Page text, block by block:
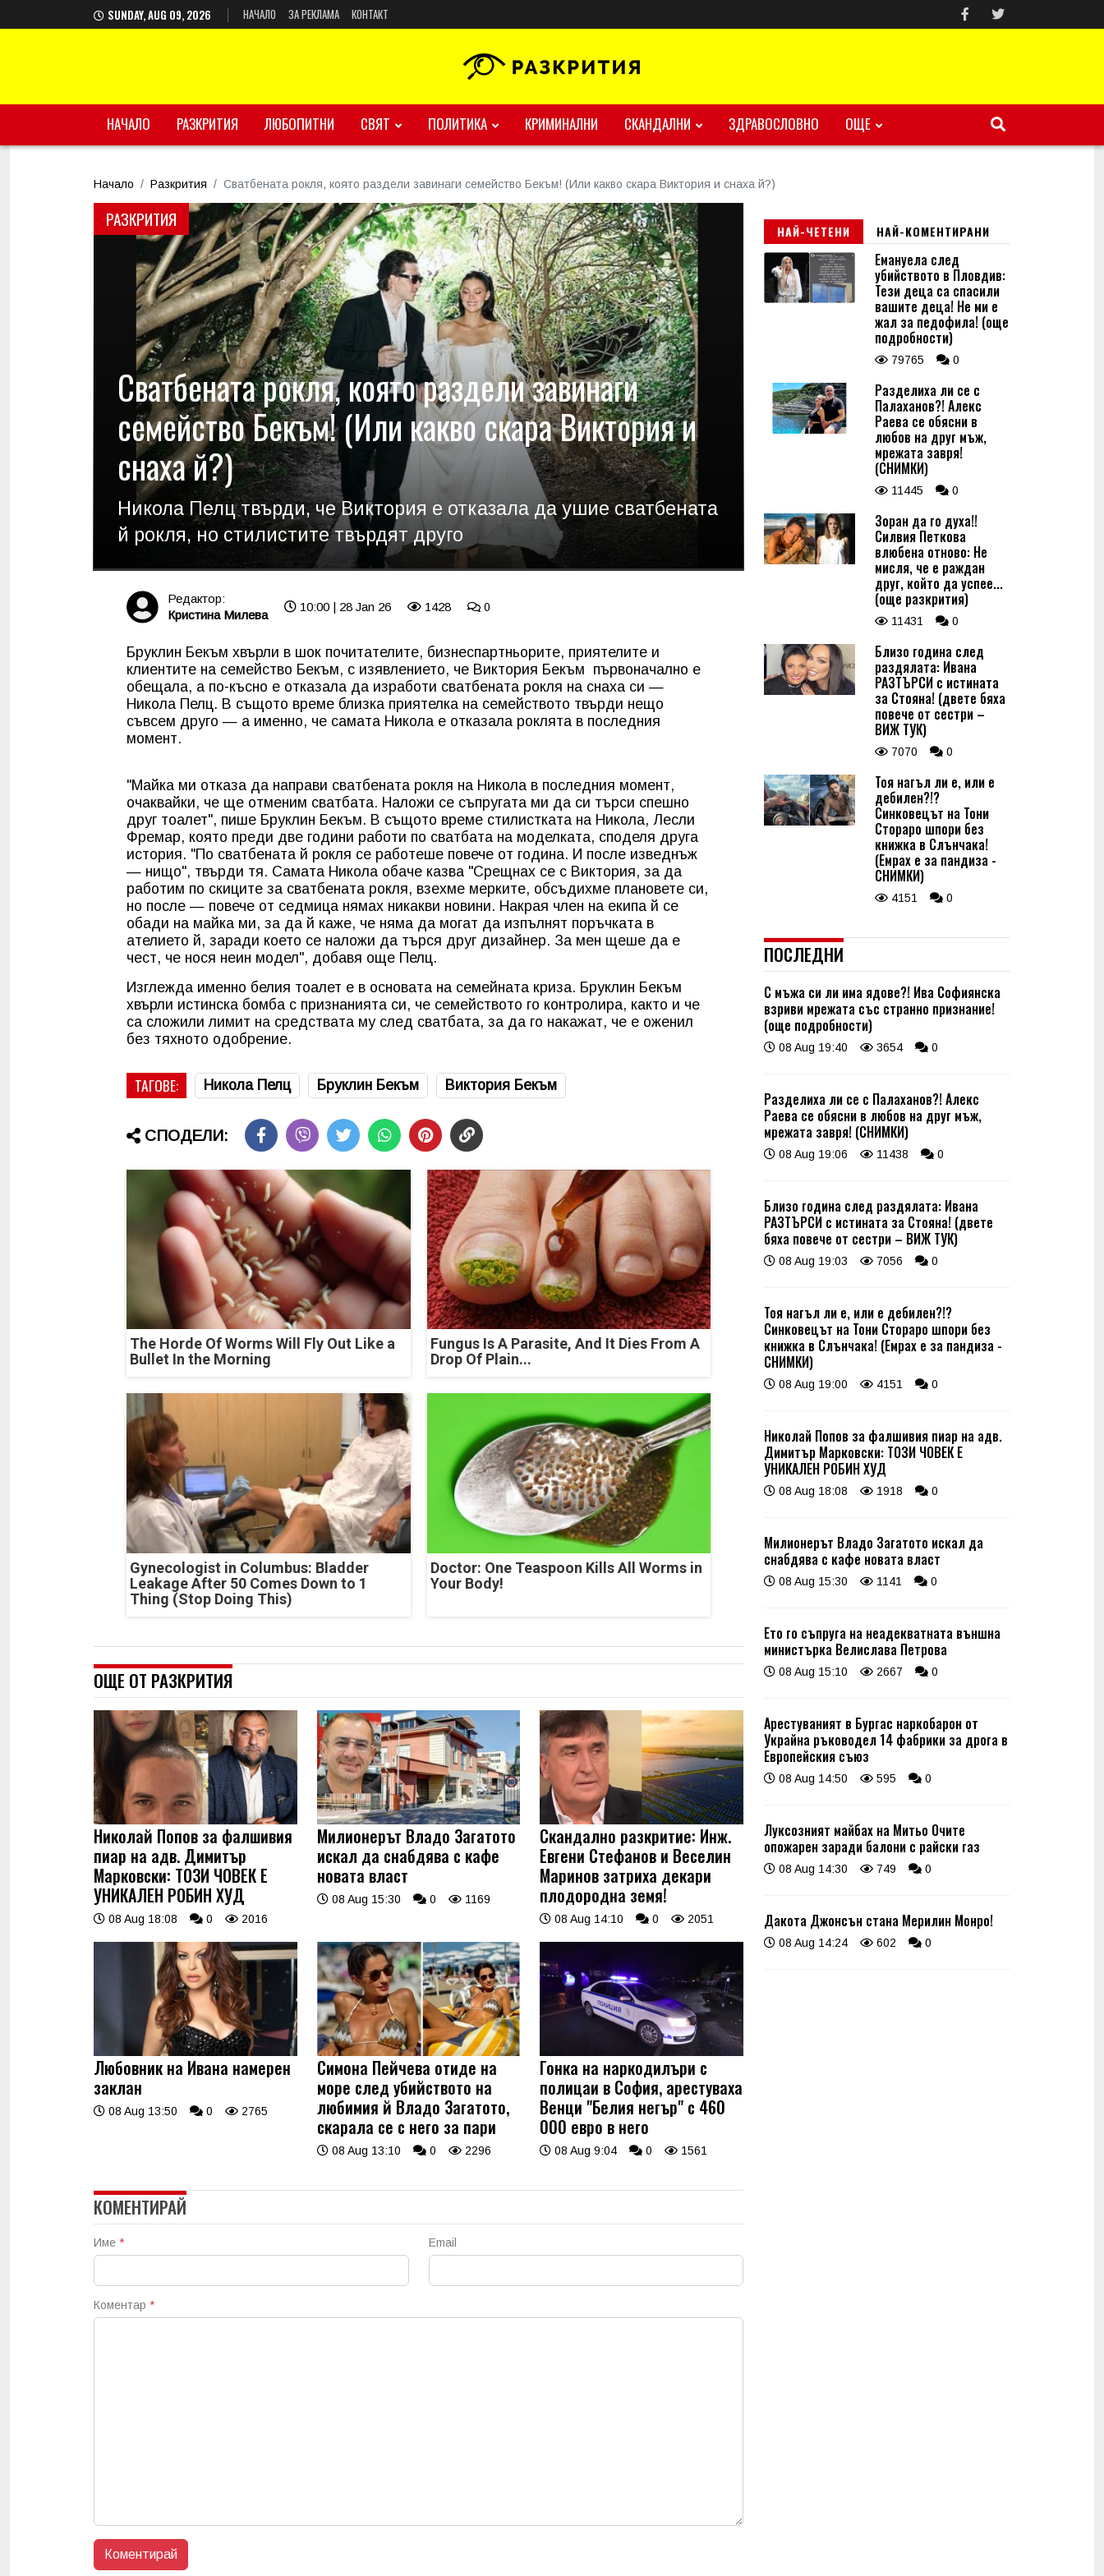
SUNDAY, AUG 09, 2026 НАЧАЛО ЗА РЕКЛАМА КОНТАКТ
НАЧАЛО РАЗКРИТИЯ ЛЮБОПИТНИ СВЯТ ПОЛИТИКА КРИМИНАЛНИ СКАНДАЛНИ ЗДРАВОСЛОВНО ОЩЕ
Начало Разкрития Сватбената рокля, която раздели завинаги семейство Бекъм! (Или какво скара Виктория и снаха й?)
РАЗКРИТИЯ
Сватбената рокля, която раздели завинаги
семейство Бекъм! (Или какво скара Виктория и
снаха й?)
Никола Пелц твърди, че Виктория е отказала да ушие сватбената
й рокля, но стилистите твърдят друго
Редактор:
Кристина Милева
10:00 | 28 Jan 26 1428 0
Бруклин Бекъм хвърли в шок почитателите, бизнеспартньорите, приятелите и
клиентите на семейство Бекъм, с изявлението, че Виктория Бекъм първоначално е
обещала, а по-късно е отказала да изработи сватбената рокля на снаха си —
Никола Пелц. В същото време близка приятелка на семейството твърди нещо
съвсем друго — а именно, че самата Никола е отказала роклята в последния
момент.
"Майка ми отказа да направи сватбената рокля на Никола в последния момент,
очаквайки, че ще отменим сватбата. Наложи се съпругата ми да си търси спешно
друг тоалет", пише Бруклин Бекъм. В същото време стилистката на Никола, Лесли
Фремар, която преди две години работи по сватбата на моделката, споделя друга
история. "По сватбената й рокля се работеше повече от година. И после изведнъж
— нищо", твърди тя. Самата Никола обаче казва "Срещнах се с Виктория, за да
работим по скиците за сватбената рокля, взехме мерките, обсъдихме плановете си,
но после — повече от седмица нямах никакви новини. Накрая член на екипа й се
обади на майка ми, за да й каже, че няма да могат да изпълнят поръчката в
ателието й, заради което се наложи да търся друг дизайнер. За мен щеше да е
чест, че нося неин модел", добавя още Пелц.
Изглежда именно белия тоалет е в основата на семейната криза. Бруклин Бекъм
хвърли истинска бомба с признанията си, че семейството го контролира, както и че
са сложили лимит на средствата му след сватбата, за да го накажат, че е оженил
без тяхното одобрение.
ТАГОВЕ: Никола Пелц Бруклин Бекъм Виктория Бекъм
СПОДЕЛИ:
The Horde Of Worms Will Fly Out Like a
Bullet In the Morning
Fungus Is A Parasite, And It Dies From A
Drop Of Plain...
Gynecologist in Columbus: Bladder
Leakage After 50 Comes Down to 1
Thing (Stop Doing This)
Doctor: One Teaspoon Kills All Worms in
Your Body!
ОЩЕ ОТ РАЗКРИТИЯ
Николай Попов за фалшивия
пиар на адв. Димитър
Марковски: ТОЗИ ЧОВЕК Е
УНИКАЛЕН РОБИН ХУД
08 Aug 18:08 0 2016
Милионерът Владо Загатото
искал да снабдява с кафе
новата власт
08 Aug 15:30 0 1169
Скандално разкритие: Инж.
Евгени Стефанов и Веселин
Маринов затриха декари
плодородна земя!
08 Aug 14:10 0 2051
Любовник на Ивана намерен
заклан
08 Aug 13:50 0 2765
Симона Пейчева отиде на
море след убийството на
любимия й Владо Загатото,
скарала се с него за пари
08 Aug 13:10 0 2296
Гонка на наркодилъри с
полицаи в София, арестуваха
Венци "Белия негър" с 460
000 евро в него
08 Aug 9:04 0 1561
КОМЕНТИРАЙ
Име * Email
Коментар *
НАЙ-ЧЕТЕНИ НАЙ-КОМЕНТИРАНИ
Емануела след
убийството в Пловдив:
Тези деца са спасили
вашите деца! Не ми е
жал за педофила! (още
подробности)
79765 0
Разделиха ли се с
Палаханов?! Алекс
Раева се обясни в
любов на друг мъж,
мрежата завря!
(СНИМКИ)
11445 0
Зоран да го духа!!
Силвия Петкова
влюбена отново: Не
мисля, че е раждан
друг, който да успее...
(още разкрития)
11431 0
Близо година след
раздялата: Ивана
РАЗТЪРСИ с истината
за Стояна! (двете бяха
повече от сестри –
ВИЖ ТУК)
7070 0
Тоя нагъл ли е, или е
дебилен?!?
Синковецът на Тони
Стораро шпори без
книжка в Слънчака!
(Емрах е за пандиза -
СНИМКИ)
4151 0
ПОСЛЕДНИ
С мъжа си ли има ядове?! Ива Софиянска
взриви мрежата със странно признание!
(още подробности)
08 Aug 19:40 3654 0
Разделиха ли се с Палаханов?! Алекс
Раева се обясни в любов на друг мъж,
мрежата завря! (СНИМКИ)
08 Aug 19:06 11438 0
Близо година след раздялата: Ивана
РАЗТЪРСИ с истината за Стояна! (двете
бяха повече от сестри – ВИЖ ТУК)
08 Aug 19:03 7056 0
Тоя нагъл ли е, или е дебилен?!?
Синковецът на Тони Стораро шпори без
книжка в Слънчака! (Емрах е за пандиза -
СНИМКИ)
08 Aug 19:00 4151 0
Николай Попов за фалшивия пиар на адв.
Димитър Марковски: ТОЗИ ЧОВЕК Е
УНИКАЛЕН РОБИН ХУД
08 Aug 18:08 1918 0
Милионерът Владо Загатото искал да
снабдява с кафе новата власт
08 Aug 15:30 1141 0
Ето го съпруга на неадекватната външна
министърка Велислава Петрова
08 Aug 15:10 2667 0
Арестуваният в Бургас наркобарон от
Украйна ръководел 14 фабрики за дрога в
Европейския съюз
08 Aug 14:50 595 0
Луксозният майбах на Митьо Очите
опожарен заради балони с райски газ
08 Aug 14:30 749 0
Дакота Джонсън стана Мерилин Монро!
08 Aug 14:24 602 0